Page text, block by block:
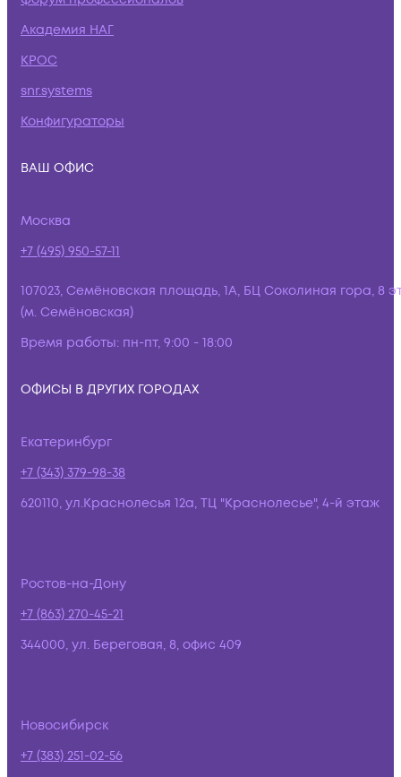
Академия НАГ
КРОС
snr.systems
Конфигураторы
ВАШ ОФИС
Москва
+7 (495) 950-57-11
107023, Семёновская площадь, 1А, БЦ Соколиная гора, 8
(м. Семёновская)
Время работы: пн-пт, 9:00 - 18:00
ОФИСЫ В ДРУГИХ ГОРОДАХ
Екатеринбург
+7 (343) 379-98-38
620110, ул.Краснолесья 12а, ТЦ "Краснолесье", 4-й этаж
Ростов-на-Дону
+7 (863) 270-45-21
344000, ул. Береговая, 8, офис 409
Новосибирск
+7 (383) 251-02-56